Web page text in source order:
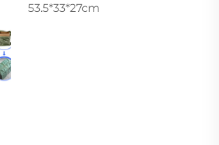
53.5*33*27cm